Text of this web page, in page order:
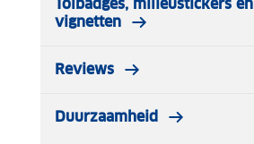
Tolbadges, milieustickers en
vignetten
Reviews
Duurzaamheid